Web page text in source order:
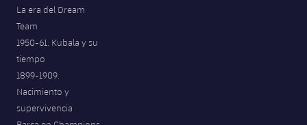
La era del Dream
Team
1950-61. Kubala y su
tiempo
1899-1909.
Nacimiento y
supervivencia